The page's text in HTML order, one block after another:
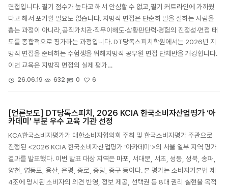
면접입니다. 필기 점수가 높다고 해서 안심할 수 없고,필기 커트라인에 가까웠
다고 해서 포기할 필요도 없습니다. 지방직 면접은 단순히 말을 잘하는 사람을
뽑는 과정이 아니라,공직가치관·직무이해도·상황판단력·경험의 진정성·면접 태
도를 종합적으로 평가하는 과정입니다. DT당톡스피치학원에서는 2026년 지
방직 면접을 준비하는 수험생을 위해지방직 공무원 면접 단체반을 개강합니다.
이번 교육은 지방직 면접의 실제 평가…
26.06.19 632 0 6
[언론보도] DT당톡스피치, 2026 KCIA 한국소비자산업평가 ‘아
카데미’ 부분 우수 교육 기관 선정
KCA한국소비자평가가 대한소비자협의회 주최 및 한국소비자평가 주관으로
진행된 <2026 KCIA 한국소비자산업평가 ‘아카데미’>의 서울 일부 지역 평가
결과를 발표했다. 이번 발표 대상 지역은 마포, 서대문, 서초, 성동, 성북, 송파,
양천, 영등포, 용산, 은평, 종로, 중랑, 중구 등이다. 본 평가는 소비자기본법 제
4조에 명시된 소비자의 의견 반영, 정보 제공, 선택권 등 8대 권리 실현을 목적